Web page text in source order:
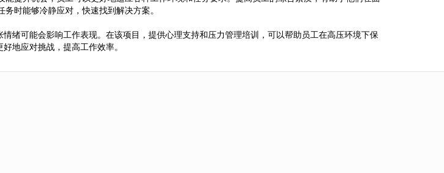
务时能够冷静应对，快速找到解决方案。
绪可能会影响工作表现。在该项目，提供心理支持和压力管理培训，可以帮助员工在高压环境下保
地应对挑战，提高工作效率。